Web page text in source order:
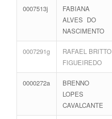
0007513j
FABIANA
ALVES DO
NASCIMENTO
0007291g
RAFAEL BRITTO
FIGUEIREDO
0000272a
BRENNO
LOPES
CAVALCANTE